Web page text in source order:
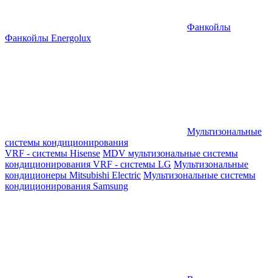
Фанкойлы
Фанкойлы Energolux
Мультизональные
системы кондиционирования
VRF - системы Hisense MDV мультизональные системы
кондиционирования VRF - системы LG Мультизональные
кондиционеры Mitsubishi Electric Мультизональные системы
кондиционирования Samsung